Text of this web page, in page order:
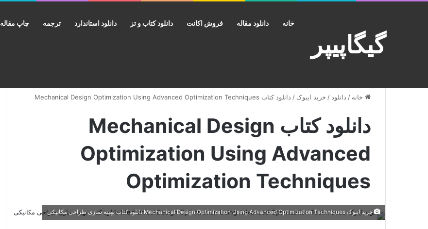
گیگاپیپر
خانه دانلود مقاله فروش اکانت دانلود کتاب و تز دانلود استاندارد ترجمه چاپ مقاله
خانه / دانلود / خرید ایبوک / دانلود کتاب Mechanical Design Optimization Using Advanced Optimization Techniques
دانلود کتاب Mechanical Design
Optimization Using Advanced
Optimization Techniques
خرید ایبوک Mechanical Design Optimization Using Advanced Optimization Techniques دانلود کتاب بهینه سازی طراحی مکانیکی